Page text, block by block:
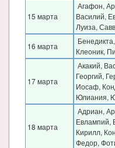
15 марта
Агафон,
Василий,
Луиза,
16 марта
Клеоник,
17 марта
Акакий,
Георгий,
Иосаф,
Юлиания,
18 марта
Адриан,
Евлампий,
Кирилл,
Федор,